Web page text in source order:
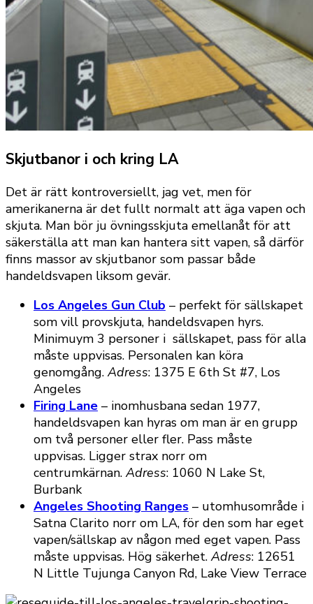
Skjutbanor i och kring LA
Det är rätt kontroversiellt, jag vet, men för
amerikanerna är det fullt normalt att äga vapen och
skjuta. Man bör ju övningsskjuta emellanåt för att
säkerställa att man kan hantera sitt vapen, så därför
finns massor av skjutbanor som passar både
handeldsvapen liksom gevär.
Los Angeles Gun Club – perfekt för sällskapet
som vill provskjuta, handeldsvapen hyrs.
Minimuym 3 personer i sällskapet, pass för alla
måste uppvisas. Personalen kan köra
genomgång.Adress: 1375 E 6th St #7, Los
Angeles
Firing Lane – inomhusbana sedan 1977,
handeldsvapen kan hyras om man är en grupp
om två personer eller fler. Pass måste
uppvisas. Ligger strax norr om
centrumkärnan.Adress: 1060 N Lake St,
Burbank
Angeles Shooting Ranges – utomhusområde i
Satna Clarito norr om LA, för den som har eget
vapen/sällskap av någon med eget vapen. Pass
måste uppvisas. Hög säkerhet.Adress: 12651
N Little Tujunga Canyon Rd, Lake View Terrace